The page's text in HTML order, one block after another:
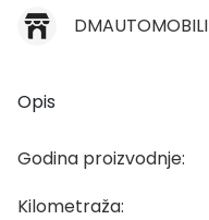
DMAUTOMOBILI
Opis
Godina proizvodnje:
Kilometraža: